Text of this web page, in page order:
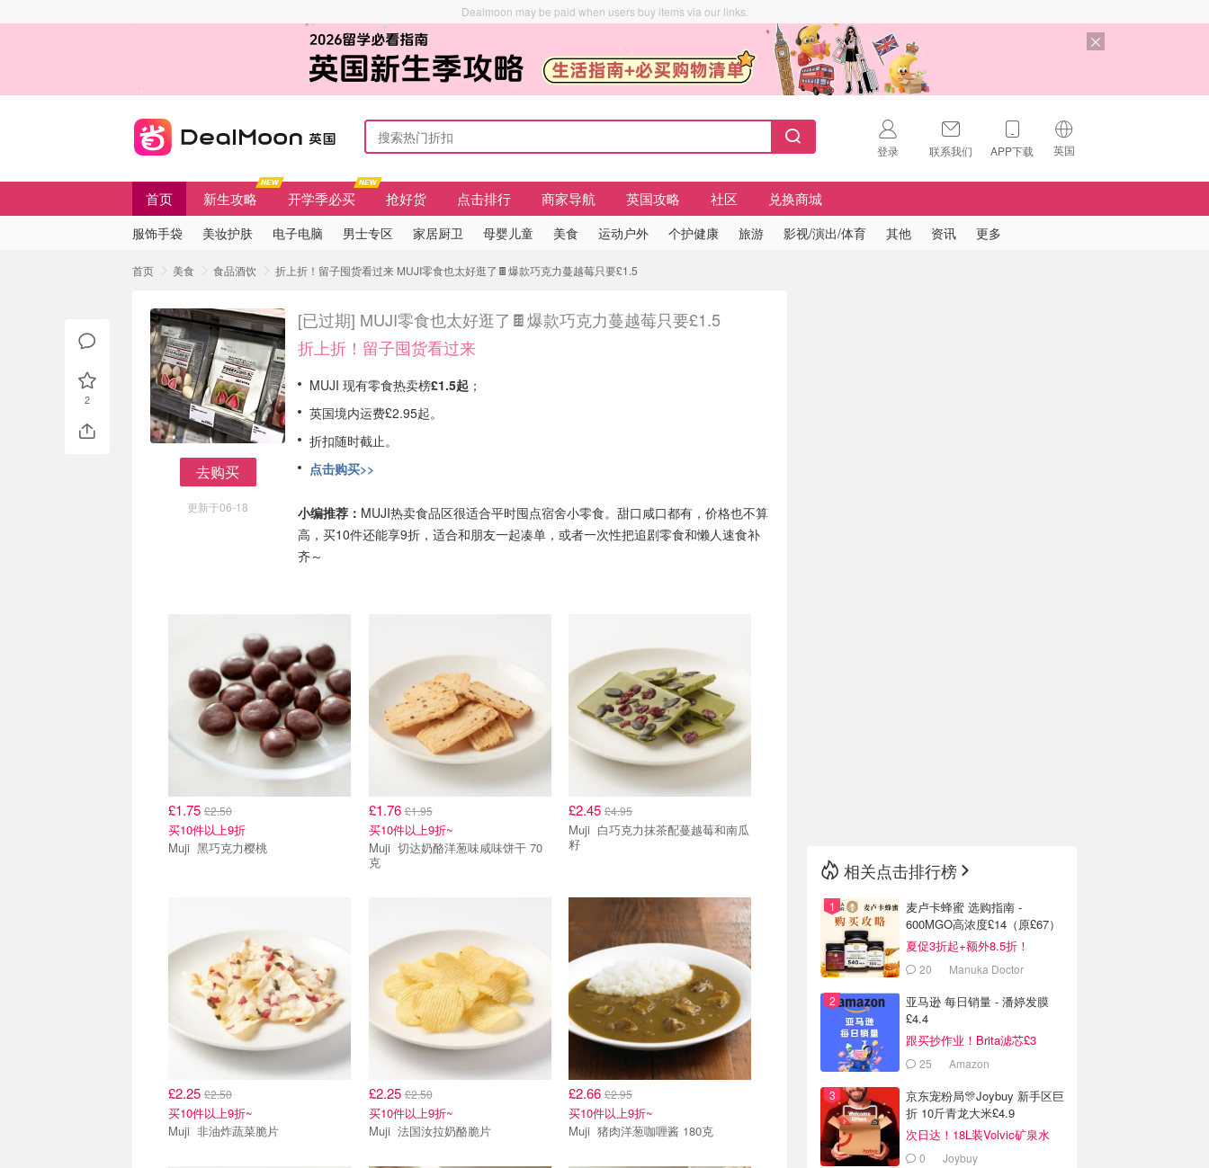
Dealmoon may be paid when users buy items via our links.
登录 联系我们 APP下载 英国
🇺🇸
🇨🇳
中国
首页 新生攻略 开学季必买 抢好货 点击排行 商家导航 英国攻略 社区 兑换商城
服饰手袋 美妆护肤 电子电脑 男士专区 家居厨卫 母婴儿童 美食 运动户外 个护健康 旅游 影视/演出/体育 其他 资讯 更多
首页 美食 食品酒饮 折上折！留子囤货看过来 MUJI零食也太好逛了🍫爆款巧克力蔓越莓只要£1.5
去购买
更新于06-18
[已过期] MUJI零食也太好逛了🍫爆款巧克力蔓越莓只要£1.5
折上折！留子囤货看过来
MUJI 现有零食热卖榜£1.5起 ；
英国境内运费£2.95起。
折扣随时截止。
点击购买>>
小编推荐： MUJI热卖食品区很适合平时囤点宿舍小零食。甜口咸口都有，价格也不算
高，买10件还能享9折，适合和朋友一起凑单，或者一次性把追剧零食和懒人速食补
齐～
£1.75 £2.50
买10件以上9折
Muji 黑巧克力樱桃
£1.76£1.95
买10件以上9折~
Muji 切达奶酪洋葱味咸味饼干 70
克
£2.45 £4.95
Muji 白巧克力抹茶配蔓越莓和南瓜
籽
£2.25 £2.50
买10件以上9折~
Muji 非油炸蔬菜脆片
£2.25£2.50
买10件以上9折~
Muji 法国汝拉奶酪脆片
£2.66 £2.95
买10件以上9折~
Muji 猪肉洋葱咖喱酱 180克
2
相关点击排行榜
麦卢卡蜂蜜 选购指南 -
600MGO高浓度£14（原£67）
夏促3折起+额外8.5折！
20 Manuka Doctor
亚马逊 每日销量 - 潘婷发膜
£4.4
跟买抄作业！Brita滤芯£3
25 Amazon
京东宠粉局🎊Joybuy 新手区巨
折 10斤青龙大米£4.9
次日达！18L装Volvic矿泉水
£110 Joybuy